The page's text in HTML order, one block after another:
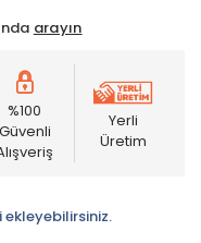
arayın
%100
Güvenli
Yerli
Üretim
ekleyebilirsiniz.